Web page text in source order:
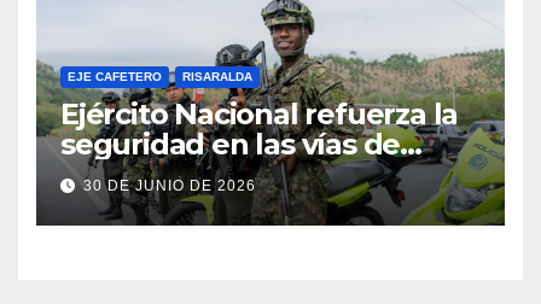
EJE CAFETERO RISARALDA
Ejército Nacional refuerza la
seguridad en las vías de
Risaralda durante la
temporada de vacaciones
30 DE JUNIO DE 2026